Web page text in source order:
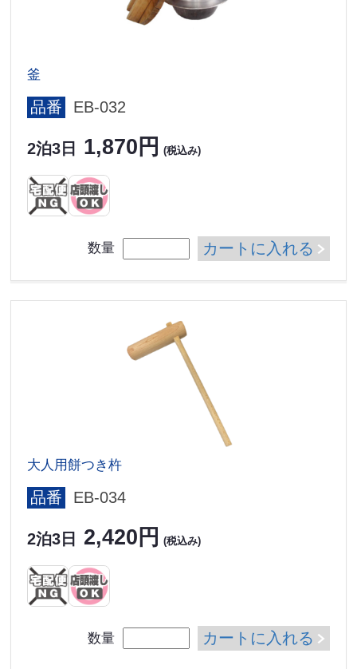
釜
品番 EB-032
2泊3日 1,870円 (税込み)
数量 カートに入れる
大人用餅つき杵
品番 EB-034
2泊3日 2,420円 (税込み)
数量 カートに入れる